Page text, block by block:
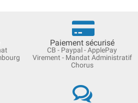
Paiement sécurisé
CB - Paypal - ApplePay
Virement - Mandat Administratif
Chorus